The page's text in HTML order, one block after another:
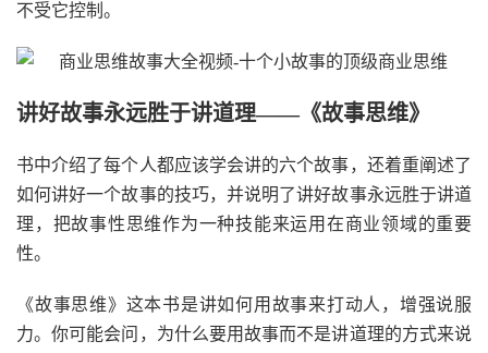
不受它控制。
讲好故事永远胜于讲道理——《故事思维》
书中介绍了每个人都应该学会讲的六个故事，还着重阐述了
如何讲好一个故事的技巧，并说明了讲好故事永远胜于讲道
理，把故事性思维作为一种技能来运用在商业领域的重要
性。
《故事思维》这本书是讲如何用故事来打动人，增强说服
力。你可能会问，为什么要用故事而不是讲道理的方式来说